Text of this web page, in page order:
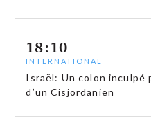
18:10
INTERNATIONAL
Israël: Un colon inculpé
d’un Cisjordanien